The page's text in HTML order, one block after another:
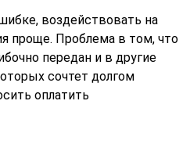
воздействовать на
проще. Проблема в том, что
передан и в другие
сочтет долгом
оплатить